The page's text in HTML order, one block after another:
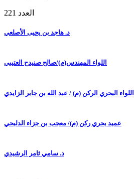
العدد 221
د. هاجد بن يحيى الأصلعي
اللواء المهندس(م)/صالح صنيدح العتيبي
اللواء البحري الركن (م) / عبد الله بن جابر الزايدي
عميد بحري ركن (م)/ معجب بن جزاء الدلبحي
د. سامي ثامر الرشيدي